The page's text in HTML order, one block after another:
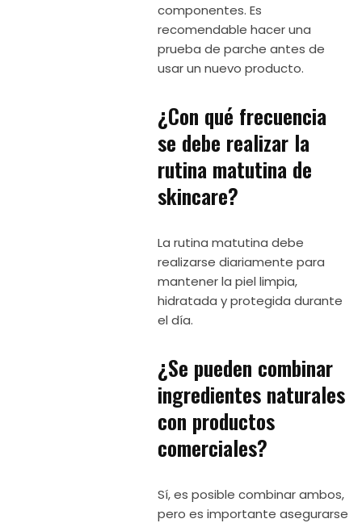
componentes. Es
recomendable hacer una
prueba de parche antes de
usar un nuevo producto.
¿Con qué frecuencia
se debe realizar la
rutina matutina de
skincare?
La rutina matutina debe
realizarse diariamente para
mantener la piel limpia,
hidratada y protegida durante
el día.
¿Se pueden combinar
ingredientes naturales
con productos
comerciales?
Sí, es posible combinar ambos,
pero es importante asegurarse